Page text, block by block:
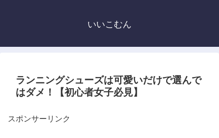
いいこむん
ランニングシューズは可愛いだけで選んで
はダメ！【初心者女子必見】
スポンサーリンク